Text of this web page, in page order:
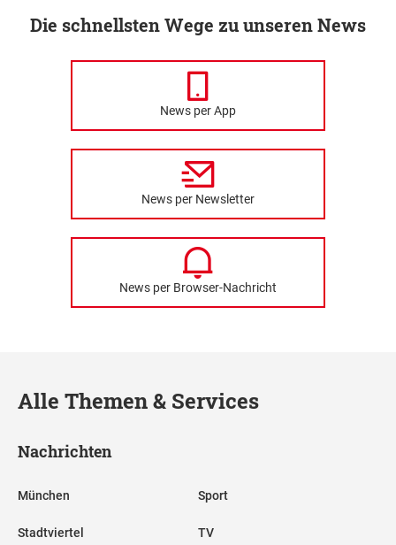
Die schnellsten Wege zu unseren News
News per App
News per Newsletter
News per Browser-Nachricht
Alle Themen & Services
Nachrichten
München
Stadtviertel
Sport
TV